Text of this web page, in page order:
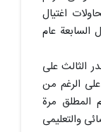
اغتیال
السابعة عام
الثالث على
الرغم من
المطلق مرة
والتعلیمی